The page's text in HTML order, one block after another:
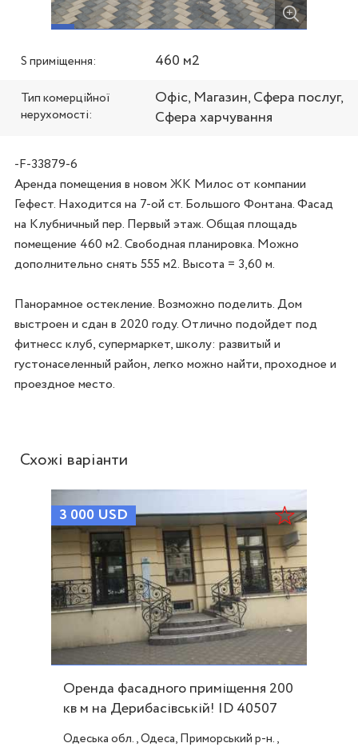
S приміщення: 460 м2
Тип комерційної
нерухомості:
Офіс, Магазин, Сфера послуг,
Сфера харчування
-F-33879-6
Аренда помещения в новом ЖК Милос от компании
Гефест. Находится на 7-ой ст. Большого Фонтана. Фасад
на Клубничный пер. Первый этаж. Общая площадь
помещение 460 м2. Свободная планировка. Можно
дополнительно снять 555 м2. Высота = 3,60 м.
Панорамное остекление. Возможно поделить. Дом
выстроен и сдан в 2020 году. Отлично подойдет под
фитнесс клуб, супермаркет, школу: развитый и
густонаселенный район, легко можно найти, проходное и
проездное место.
Схожі варіанти
3 000 USD
Оренда фасадного приміщення 200
кв м на Дерибасівській! ID 40507
Одеська обл., Одеса, Приморський р-н.,